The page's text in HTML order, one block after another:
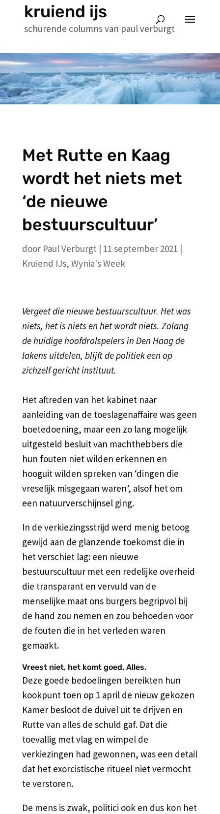
kruiend ijs
schurende columns van paul verburgt
Met Rutte en Kaag
wordt het niets met
‘de nieuwe
bestuurscultuur’
door Paul Verburgt | 11 september 2021 |
Kruiend IJs, Wynia's Week
Vergeet die nieuwe bestuurscultuur. Het was
niets, het is niets en het wordt niets. Zolang
de huidige hoofdrolspelers in Den Haag de
lakens uitdelen, blijft de politiek een op
zichzelf gericht instituut.
Het aftreden van het kabinet naar
aanleiding van de toeslagenaffaire was geen
boetedoening, maar een zo lang mogelijk
uitgesteld besluit van machthebbers die
hun fouten niet wilden erkennen en
hooguit wilden spreken van ‘dingen die
vreselijk misgegaan waren’, alsof het om
een natuurverschijnsel ging.
In de verkiezingsstrijd werd menig betoog
gewijd aan de glanzende toekomst die in
het verschiet lag: een nieuwe
bestuurscultuur met een redelijke overheid
die transparant en vervuld van de
menselijke maat ons burgers begripvol bij
de hand zou nemen en zou behoeden voor
de fouten die in het verleden waren
gemaakt.
Vreest niet, het komt goed. Alles.
Deze goede bedoelingen bereikten hun
kookpunt toen op 1 april de nieuw gekozen
Kamer besloot de duivel uit te drijven en
Rutte van alles de schuld gaf. Dat die
toevallig met vlag en wimpel de
verkiezingen had gewonnen, was een detail
dat het exorcistische ritueel niet vermocht
te verstoren.
De mens is zwak, politici ook en dus kon het